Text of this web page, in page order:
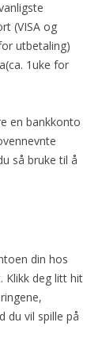
(VISA og
utbetaling)
1uke for
en bankkonto
så bruke til å
din hos
Klikk deg litt hit
du vil spille på